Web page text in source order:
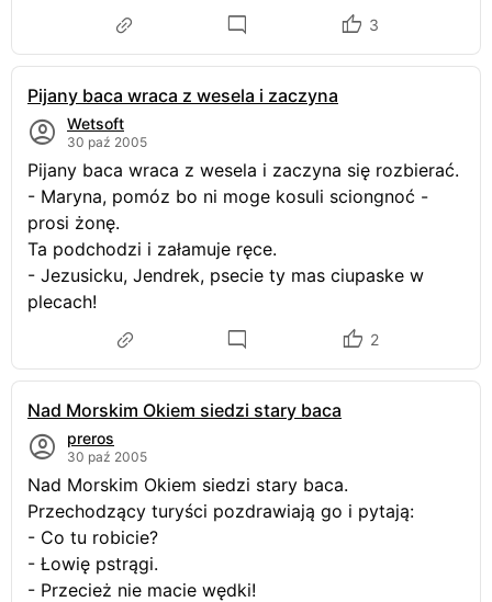
3
Pijany baca wraca z wesela i zaczyna
Wetsoft
30 paź 2005
Pijany baca wraca z wesela i zaczyna się rozbierać.
- Maryna, pomóz bo ni moge kosuli sciongnoć -
prosi żonę.
Ta podchodzi i załamuje ręce.
- Jezusicku, Jendrek, psecie ty mas ciupaske w
plecach!
2
Nad Morskim Okiem siedzi stary baca
preros
30 paź 2005
Nad Morskim Okiem siedzi stary baca.
Przechodzący turyści pozdrawiają go i pytają:
- Co tu robicie?
- Łowię pstrągi.
- Przecież nie macie wędki!